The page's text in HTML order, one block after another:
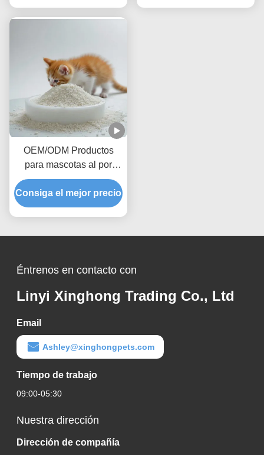
OEM/ODM Productos
para mascotas al por
mayor Eco-amigable,
altamente absorbente,
libre de polvo, natural
Consiga el mejor precio
Éntrenos en contacto con
Linyi Xinghong Trading Co., Ltd
Email
Ashley@xinghongpets.com
Tiempo de trabajo
09:00-05:30
Nuestra dirección
Dirección de compañía